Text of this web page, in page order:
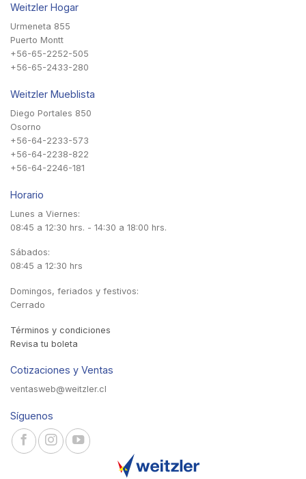
Weitzler Hogar
Urmeneta 855
Puerto Montt
+56-65-2252-505
+56-65-2433-280
Weitzler Mueblista
Diego Portales 850
Osorno
+56-64-2233-573
+56-64-2238-822
+56-64-2246-181
Horario
Lunes a Viernes:
08:45 a 12:30 hrs. - 14:30 a 18:00 hrs.
Sábados:
08:45 a 12:30 hrs
Domingos, feriados y festivos:
Cerrado
Términos y condiciones
Revisa tu boleta
Cotizaciones y Ventas
ventasweb@weitzler.cl
Síguenos